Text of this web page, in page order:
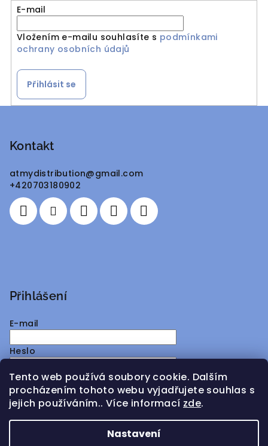
Tento web používá soubory cookie. Dalším
procházením tohoto webu vyjadřujete souhlas s
jejich používáním.. Více informací zde.
Nastavení
E-mail
Vložením e-mailu souhlasíte s podmínkami
ochrany osobních údajů
Přihlásit se
Kontakt
atmydistribution@gmail.com
+420703180902
Přihlášení
E-mail
Heslo
Přihlásit se
Nová registraceZapomenuté heslo